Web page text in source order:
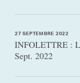
27 SEPTEMBRE 2022
INFOLETTRE :
Sept. 2022